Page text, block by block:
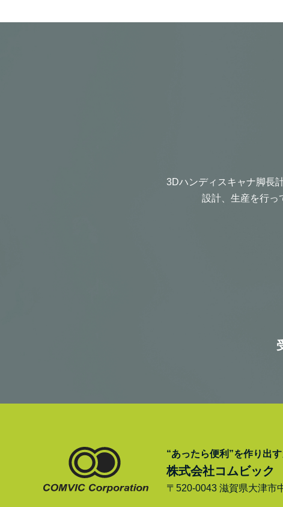
3Dハンディスキャナ脚長
設計、生産を行っ
“あったら便利”を作り出
株式会社コムビック
〒520-0043 滋賀県大津市